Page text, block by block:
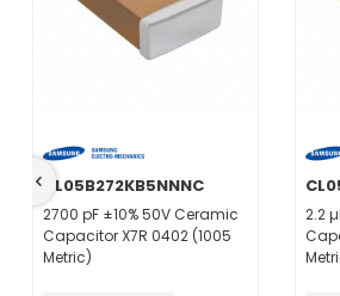
CL05B272KB5NNNC
2700 pF ±10% 50V Ceramic
Capacitor X7R 0402 (1005
Metric)
2.2